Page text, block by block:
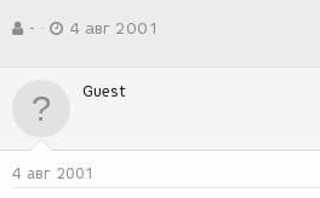
в
р
-
а
д
4 авг 2001
Guest
4 авг 2001